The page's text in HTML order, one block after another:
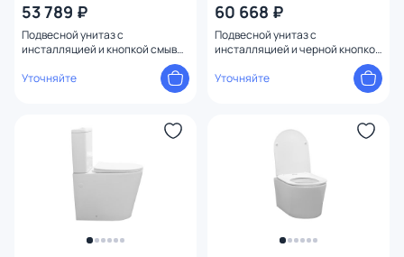
53 789 ₽
Подвесной унитаз с
инсталляцией и кнопкой смыва
хром Lemark PENEDA EXPERT
100124431
Уточняйте
60 668 ₽
Подвесной унитаз с
инсталляцией и черной кнопкой
100802234, черный матовый
Уточняйте